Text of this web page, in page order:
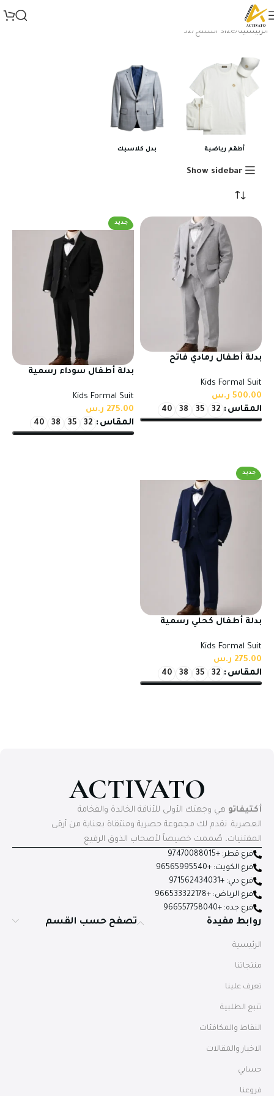
الرئيسية size المنتج 32
أطقم رياضية بدل كلاسيك
Show sidebar
بدلة أطفال رمادي فاتح
الجودة للمناسبات
Kids Formal Suit
500.00 ر.س
المقاس 32
35
38
40
جديد
بدلة أطفال سوداء رسمية
Kids Formal Suit
275.00 ر.س
المقاس 32
35
38
40
جديد
بدلة أطفال كحلي رسمية
للمناسبات
Kids Formal Suit
275.00 ر.س
المقاس 32
35
38
40
ACTIVATO
أكتيفاتو هي وجهتك الأولى للأناقة الخالدة والفخامة
العصرية. نقدم لك مجموعة حصرية ومنتقاة بعناية من أرقى
المقتنيات، صُممت خصيصاً لأصحاب الذوق الرفيع
فرع قطر: +97470088015
فرع الكويت: +96565995540
فرع دبي: +971562434031
فرع الرياض: +966533322178
فرع جده: +966557758040
روابط مفيدة
الرئيسية
منتجاتنا
تعرف علينا
تتبع الطلبية
النقاط والمكافئات
الاخبار والمقالات
حسابي
فروعنا
تصفح حسب القسم